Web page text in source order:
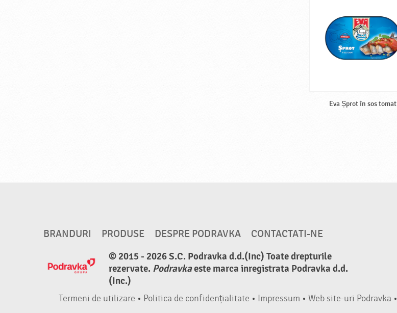
Eva Șprot în sos tomat
BRANDURI PRODUSE DESPRE PODRAVKA
CONTACTATI-NE
© 2015 - 2026 S.C. Podravka d.d.(Inc) Toate drepturile
rezervate. Podravkaeste marca inregistrata Podravka d.d.
(Inc.)
Termeni de utilizare • Politica de confidențialitate • Impressum • Web site-uri Podravka •